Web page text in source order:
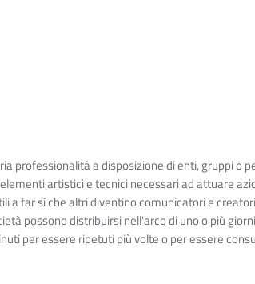
professionalità a disposizione di enti, gruppi o
artistici e tecnici necessari ad attuare
a far sì che altri diventino comunicatori e
possono distribuirsi nell'arco di uno o più
per essere ripetuti più volte o per essere